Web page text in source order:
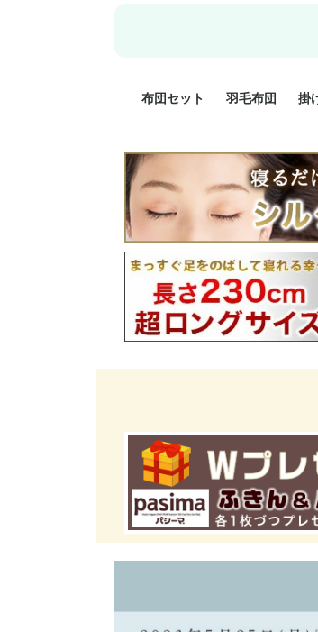
布団セット
羽毛布団セット
小さい布団セット
大きい布団セット
掛け布団セット
敷布団セット
羽毛布団
プレミアムゴ
ロイヤルゴー
エクセルゴー
ニューゴールド
マザーダック
マザーグース
スーパーロン
洗える羽毛布団
肌掛け布団
掛
防
洗
小
大
肌